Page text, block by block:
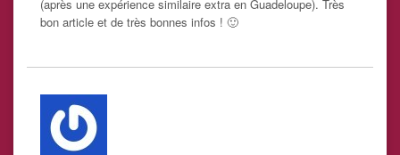
(après une expérience similaire extra en Guadeloupe). Très
bon article et de très bonnes infos ! 🙂